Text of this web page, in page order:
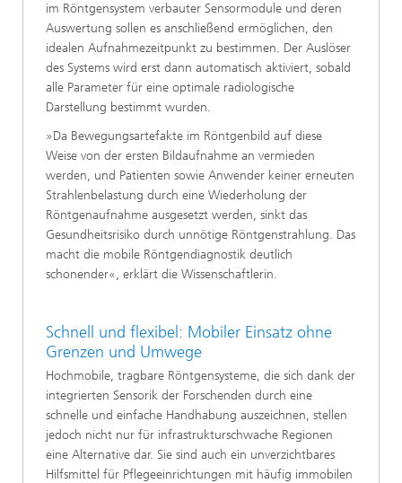
im Röntgensystem verbauter Sensormodule und deren
Auswertung sollen es anschließend ermöglichen, den
idealen Aufnahmezeitpunkt zu bestimmen. Der Auslöser
des Systems wird erst dann automatisch aktiviert, sobald
alle Parameter für eine optimale radiologische
Darstellung bestimmt wurden.
»Da Bewegungsartefakte im Röntgenbild auf diese
Weise von der ersten Bildaufnahme an vermieden
werden, und Patienten sowie Anwender keiner erneuten
Strahlenbelastung durch eine Wiederholung der
Röntgenaufnahme ausgesetzt werden, sinkt das
Gesundheitsrisiko durch unnötige Röntgenstrahlung. Das
macht die mobile Röntgendiagnostik deutlich
schonender«, erklärt die Wissenschaftlerin.
Schnell und flexibel: Mobiler Einsatz ohne
Grenzen und Umwege
Hochmobile, tragbare Röntgensysteme, die sich dank der
integrierten Sensorik der Forschenden durch eine
schnelle und einfache Handhabung auszeichnen, stellen
jedoch nicht nur für infrastrukturschwache Regionen
eine Alternative dar. Sie sind auch ein unverzichtbares
Hilfsmittel für Pflegeeinrichtungen mit häufig immobilen